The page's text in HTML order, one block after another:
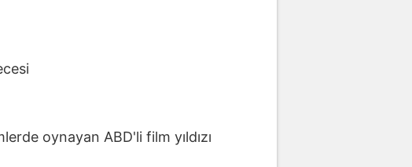
oynayan ABD'li film yıldızı